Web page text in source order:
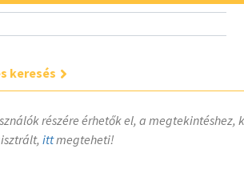
keresés
részére érhetők el, a megtekintéshez,
ittmegteheti!